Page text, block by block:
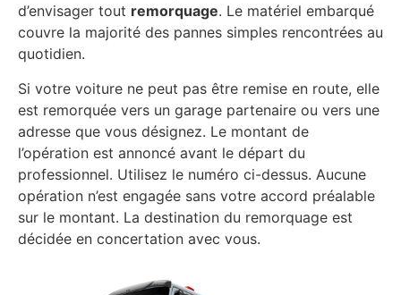
d’envisager tout remorquage. Le matériel embarqué
couvre la majorité des pannes simples rencontrées au
quotidien.
Si votre voiture ne peut pas être remise en route, elle
est remorquée vers un garage partenaire ou vers une
adresse que vous désignez. Le montant de
l’opération est annoncé avant le départ du
professionnel. Utilisez le numéro ci-dessus. Aucune
opération n’est engagée sans votre accord préalable
sur le montant. La destination du remorquage est
décidée en concertation avec vous.